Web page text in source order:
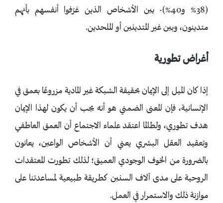
(38% و40%)- بين الأشخاص الذين عَرّفوا أنفسهم بأنهم
متدينون، وبين غير المتدينين أو الملحدين.
أغراض تطورية
إذا كان الميل إلى الإيمان بحقيقة الشبكة غير المادية مزروعًا بعمق في
الإنسانية، فإن المعنى الضمني هو أنه يجب أن يكون لهذا الإيمان
هدف تطوري، ولطالما اعتقد علماء الاجتماع أن العمق العاطفي
وتعقيد العقل البشري يعني أن الأشخاص الواعين، يعانون
بالضرورة من الخوف الوجودي العميق؛ لذلك تطورت المعتقدات
الروحية على مدى آلاف السنين كطريقة طبيعية لمساعدتنا على
موازنة ذلك والاستمرار في العمل.